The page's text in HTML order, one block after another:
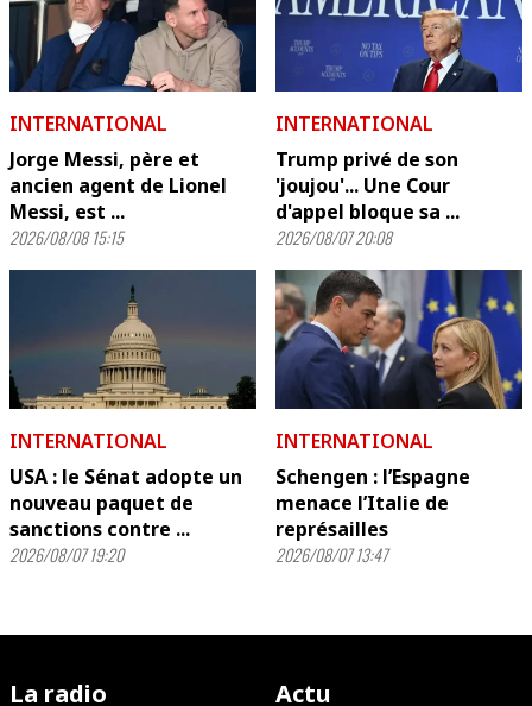
INTERNATIONAL
Jorge Messi, père et
ancien agent de Lionel
Messi, est ...
2026/08/08 15:15
INTERNATIONAL
Trump privé de son
'joujou'... Une Cour
d'appel bloque sa ...
2026/08/07 20:08
INTERNATIONAL
USA : le Sénat adopte un
nouveau paquet de
sanctions contre ...
2026/08/07 19:20
INTERNATIONAL
Schengen : l’Espagne
menace l’Italie de
représailles
2026/08/07 13:47
La radio Actu